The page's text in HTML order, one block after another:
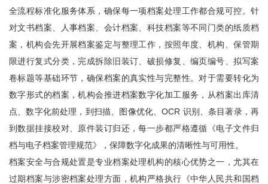
全流程标准化服务体系，确保每一项档案处理工作都合规可控。针
对文书档案、人事档案、会计档案、科技档案等不同门类的纸质档
案，机构会先开展档案鉴定与整理工作，按照年度、机构、保管期
限进行复式分类，完成拆除旧装订、破损修复、编页编号、拟写案
卷标题等基础环节，确保档案的真实性与完整性。对于需要转化为
数字形式的档案，机构会推进档案数字化加工服务，从档案出库清
点、数字化前处理，到扫描、图像优化、OCR 识别、条目著录，再
到数据挂接校对、原件装订归还，每一步都严格遵循《电子文件归
档与电子档案管理规范》，保障数字化成果的清晰性与可用性。
档案安全与合规处置是专业档案处理机构的核心优势之一，尤其在
过期档案与涉密档案处理方面，机构严格执行《中华人民共和国档